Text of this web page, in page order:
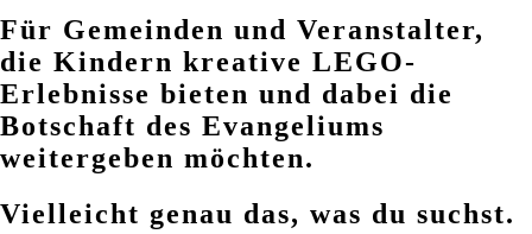
Für Gemeinden und Veranstalter,
die Kindern kreative LEGO-
Erlebnisse bieten und dabei die
Botschaft des Evangeliums
weitergeben möchten.
Vielleicht genau das, was du suchst.